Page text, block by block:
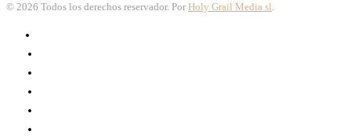
© 2026 Todos los derechos reservador. Por Holy Grail Media sl.